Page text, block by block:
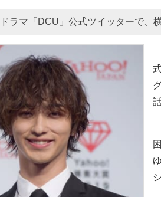
ラマ「DCU」公式ツイッターで、